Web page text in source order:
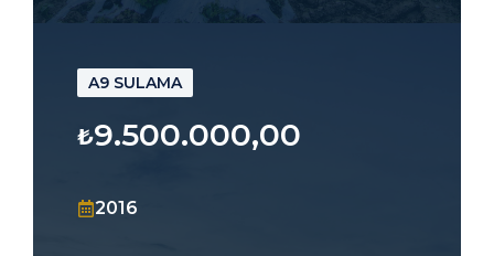
A9 SULAMA
₺9.500.000,00
2016